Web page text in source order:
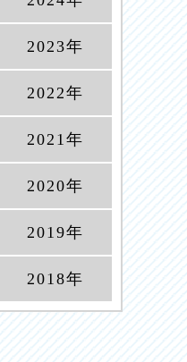
2023年
2022年
2021年
2020年
2019年
2018年